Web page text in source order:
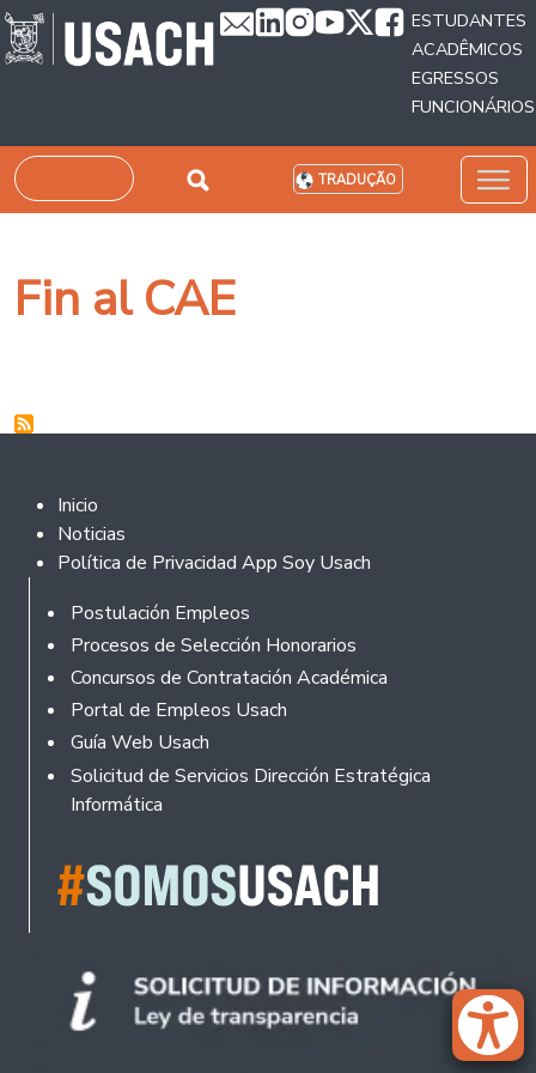
Passar para o conteúdo principal
ESTUDANTES
ACADÊMICOS
EGRESSOS
FUNCIONÁRIOS
Pesquisar TRADUÇÃO
Fin al CAE
Footer 2
Inicio
Noticias
Política de Privacidad App Soy Usach
Rodapé
Postulación Empleos
Procesos de Selección Honorarios
Concursos de Contratación Académica
Portal de Empleos Usach
Guía Web Usach
Solicitud de Servicios Dirección Estratégica
Informática